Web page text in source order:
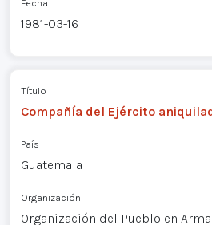
Fecha
1981-03-16
Título
Compañía del Ejército
País
Guatemala
Organización
Organización del Pueblo en